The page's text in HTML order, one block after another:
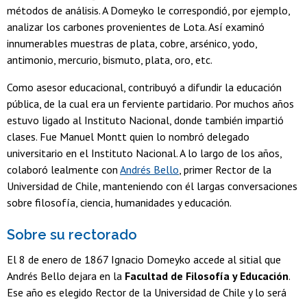
métodos de análisis. A Domeyko le correspondió, por ejemplo,
analizar los carbones provenientes de Lota. Así examinó
innumerables muestras de plata, cobre, arsénico, yodo,
antimonio, mercurio, bismuto, plata, oro, etc.
Como asesor educacional, contribuyó a difundir la educación
pública, de la cual era un ferviente partidario. Por muchos años
estuvo ligado al Instituto Nacional, donde también impartió
clases. Fue Manuel Montt quien lo nombró delegado
universitario en el Instituto Nacional. A lo largo de los años,
colaboró lealmente con Andrés Bello, primer Rector de la
Universidad de Chile, manteniendo con él largas conversaciones
sobre filosofía, ciencia, humanidades y educación.
Sobre su rectorado
El 8 de enero de 1867 Ignacio Domeyko accede al sitial que
Andrés Bello dejara en la Facultad de Filosofía y Educación.
Ese año es elegido Rector de la Universidad de Chile y lo será